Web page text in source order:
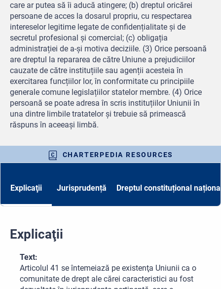
care ar putea să îi aducă atingere; (b) dreptul oricărei
persoane de acces la dosarul propriu, cu respectarea
intereselor legitime legate de confidențialitate și de
secretul profesional și comercial; (c) obligația
administrației de a-și motiva deciziile. (3) Orice persoană
are dreptul la repararea de către Uniune a prejudiciilor
cauzate de către instituțiile sau agenții acesteia în
exercitarea funcțiilor lor, în conformitate cu principiile
generale comune legislațiilor statelor membre. (4) Orice
persoană se poate adresa în scris instituțiilor Uniunii în
una dintre limbile tratatelor și trebuie să primească
răspuns în aceeași limbă.
CHARTERPEDIA RESOURCES
Explicaţii Jurisprudență Dreptul constituțional
Explicaţii
Text:
Articolul 41 se întemeiază pe existenţa Uniunii ca o
comunitate de drept ale cărei caracteristici au fost